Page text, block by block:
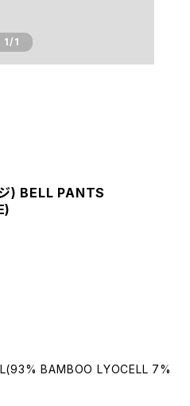
1/1
) BELL PANTS
BAMBOO LYOCELL 7%